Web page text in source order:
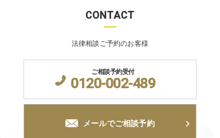
CONTACT
法律相談ご予約のお客様
ご相談予約受付
0120-002-489
メールでご相談予約